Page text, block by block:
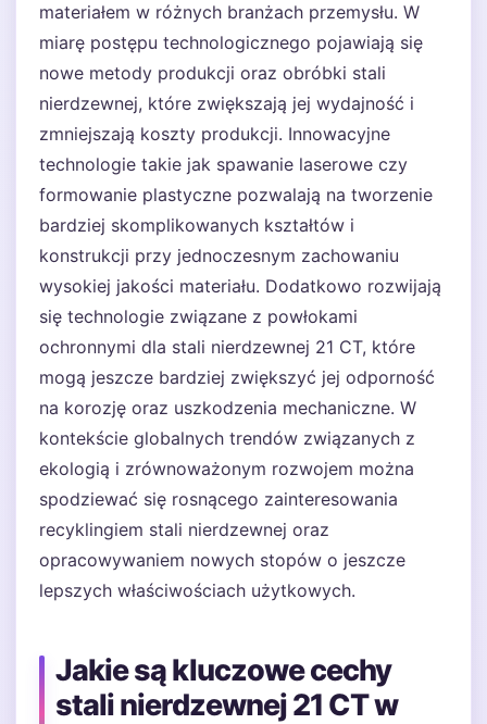
materiałem w różnych branżach przemysłu. W
miarę postępu technologicznego pojawiają się
nowe metody produkcji oraz obróbki stali
nierdzewnej, które zwiększają jej wydajność i
zmniejszają koszty produkcji. Innowacyjne
technologie takie jak spawanie laserowe czy
formowanie plastyczne pozwalają na tworzenie
bardziej skomplikowanych kształtów i
konstrukcji przy jednoczesnym zachowaniu
wysokiej jakości materiału. Dodatkowo rozwijają
się technologie związane z powłokami
ochronnymi dla stali nierdzewnej 21 CT, które
mogą jeszcze bardziej zwiększyć jej odporność
na korozję oraz uszkodzenia mechaniczne. W
kontekście globalnych trendów związanych z
ekologią i zrównoważonym rozwojem można
spodziewać się rosnącego zainteresowania
recyklingiem stali nierdzewnej oraz
opracowywaniem nowych stopów o jeszcze
lepszych właściwościach użytkowych.
Jakie są kluczowe cechy
stali nierdzewnej 21 CT w